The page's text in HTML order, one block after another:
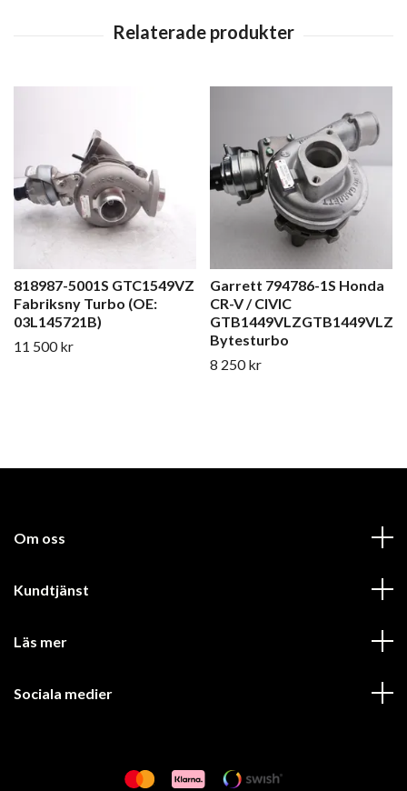
818987-5001S GTC1549VZ
Fabriksny Turbo (OE:
03L145721B)
11 500 kr
Garrett 794786-1S Honda
CR-V / CIVIC
GTB1449VLZGTB1449VLZ
Bytesturbo
8 250 kr
Om oss
Kundtjänst
Läs mer
Sociala medier